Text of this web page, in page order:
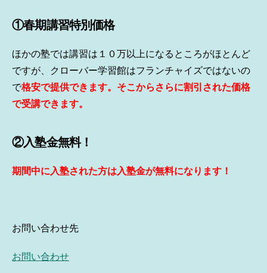
①春期講習特別価格
ほかの塾では講習は１０万以上になるところがほとんど
ですが、クローバー学習館はフランチャイズではないの
で格安で提供できます。そこからさらに割引された価格
で受講できます。
②入塾金無料！
期間中に入塾された方は入塾金が無料になります！
お問い合わせ先
お問い合わせ